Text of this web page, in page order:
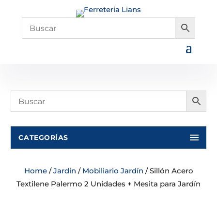
CATEGORÍAS
Home/Jardin / Mobiliario Jardín / Sillón Acero
Textilene Palermo 2 Unidades + Mesita para Jardín